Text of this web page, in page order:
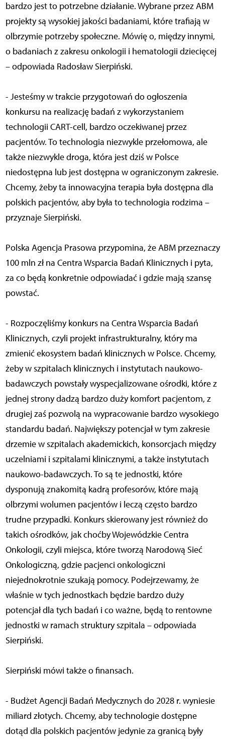
bardzo jest to potrzebne działanie. Wybrane przez ABM
projekty są wysokiej jakości badaniami, które trafiają w
olbrzymie potrzeby społeczne. Mówię o, między innymi,
o badaniach z zakresu onkologii i hematologii dziecięcej
– odpowiada Radosław Sierpiński.
- Jesteśmy w trakcie przygotowań do ogłoszenia
konkursu na realizację badań z wykorzystaniem
technologii CART-cell, bardzo oczekiwanej przez
pacjentów. To technologia niezwykle przełomowa, ale
także niezwykle droga, która jest dziś w Polsce
niedostępna lub jest dostępna w ograniczonym zakresie.
Chcemy, żeby ta innowacyjna terapia była dostępna dla
polskich pacjentów, aby była to technologia rodzima –
przyznaje Sierpiński.
Polska Agencja Prasowa przypomina, że ABM przeznaczy
100 mln zł na Centra Wsparcia Badań Klinicznych i pyta,
za co będą konkretnie odpowiadać i gdzie mają szansę
powstać.
- Rozpoczęliśmy konkurs na Centra Wsparcia Badań
Klinicznych, czyli projekt infrastrukturalny, który ma
zmienić ekosystem badań klinicznych w Polsce. Chcemy,
żeby w szpitalach klinicznych i instytutach naukowo-
badawczych powstały wyspecjalizowane ośrodki, które z
jednej strony dadzą bardzo duży komfort pacjentom, z
drugiej zaś pozwolą na wypracowanie bardzo wysokiego
standardu badań. Największy potencjał w tym zakresie
drzemie w szpitalach akademickich, konsorcjach między
uczelniami i szpitalami klinicznymi, a także instytutach
naukowo-badawczych. To są te jednostki, które
dysponują znakomitą kadrą profesorów, które mają
olbrzymi wolumen pacjentów i leczą często bardzo
trudne przypadki. Konkurs skierowany jest również do
takich ośrodków, jak choćby Wojewódzkie Centra
Onkologii, czyli miejsca, które tworzą Narodową Sieć
Onkologiczną, gdzie pacjenci onkologiczni
niejednokrotnie szukają pomocy. Podejrzewamy, że
właśnie w tych jednostkach będzie bardzo duży
potencjał dla tych badań i co ważne, będą to rentowne
jednostki w ramach struktury szpitala – odpowiada
Sierpiński.
Sierpiński mówi także o finansach.
- Budżet Agencji Badań Medycznych do 2028 r. wyniesie
miliard złotych. Chcemy, aby technologie dostępne
dotąd dla polskich pacjentów jedynie za granicą były